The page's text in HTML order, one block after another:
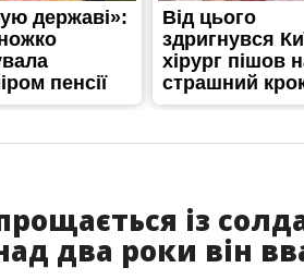
із
два роки він